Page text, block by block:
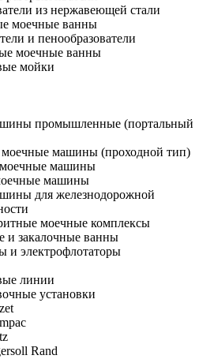
из нержавеющей стали
моечные ванны
и пенообразователи
моечные ванны
мойки
промышленные (портальный
машины (проходной тип)
машины
машины
для железнодорожной
моечные комплексы
и закалочные ванны
и электрофлотаторы
линии
установки
Rand